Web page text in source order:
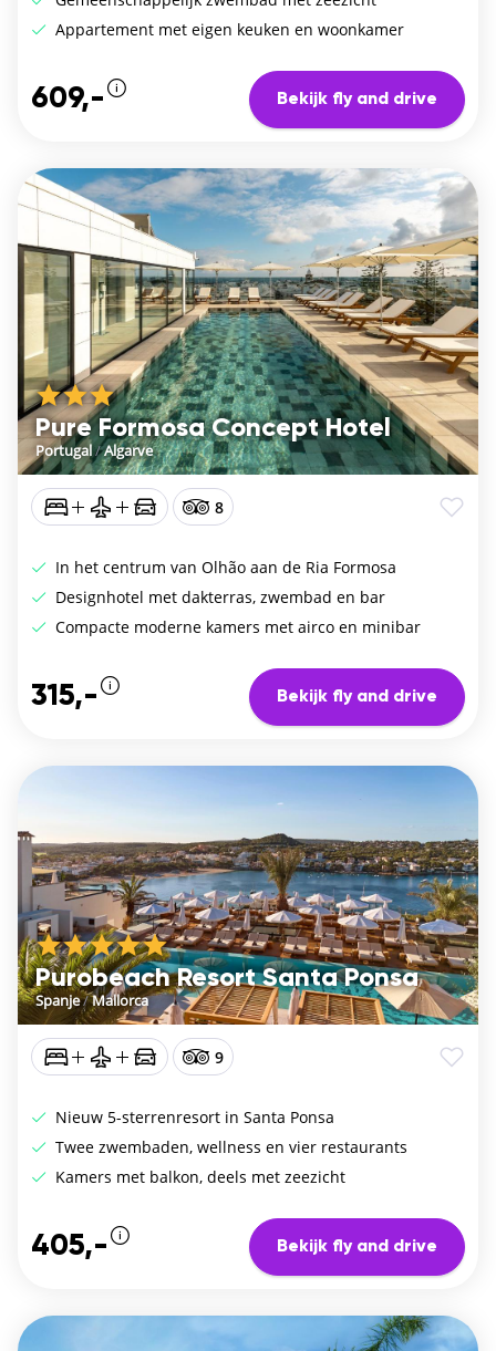
Appartement met eigen keuken en woonkamer
609,- Bekijk fly and drive
Pure Formosa Concept Hotel
Portugal/Algarve
8
In het centrum van Olhão aan de Ria Formosa
Designhotel met dakterras, zwembad en bar
Compacte moderne kamers met airco en minibar
315,- Bekijk fly and drive
Purobeach Resort Santa Ponsa
Spanje/Mallorca
9
Nieuw 5-sterrenresort in Santa Ponsa
Twee zwembaden, wellness en vier restaurants
Kamers met balkon, deels met zeezicht
405,- Bekijk fly and drive